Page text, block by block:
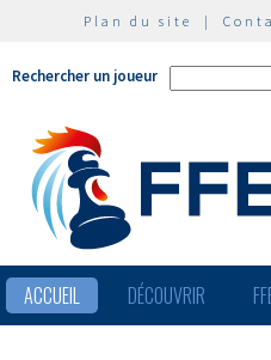
Plan du site |
Rechercher un joueur
ACCUEIL DÉCOUVRIR